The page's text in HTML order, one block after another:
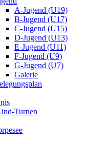
A-Jugend (U19)
B-Jugend (U17)
C-Jugend (U15)
D-Jugend (U13)
E-Jugend (U11)
F-Jugend (U9)
G-Jugend (U7)
Galerie
Turnen